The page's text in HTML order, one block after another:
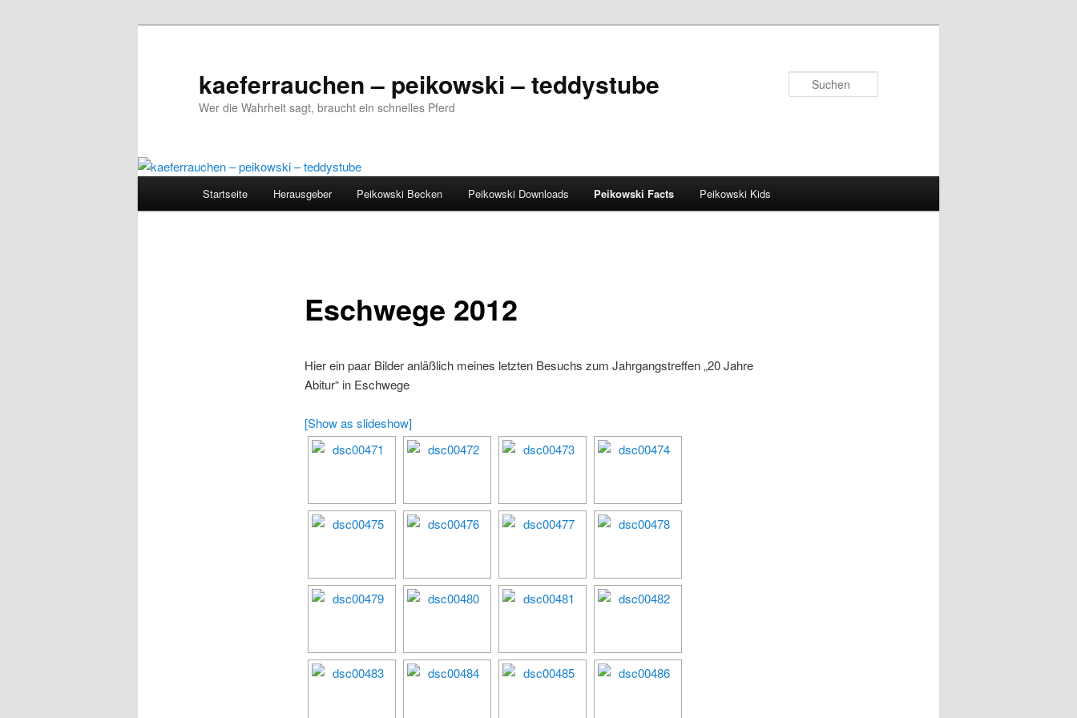
kaeferrauchen – peikowski – teddystube
Wer die Wahrheit sagt, braucht ein schnelles Pferd
Zum
Startseite Herausgeber Peikowski Becken Peikowski Downloads Peikowski Facts Peikowski Kids
Eschwege 2012
Hier ein paar Bilder anläßlich meines letzten Besuchs zum Jahrgangstreffen „20 Jahre
Abitur“ in Eschwege
[Show as slideshow]